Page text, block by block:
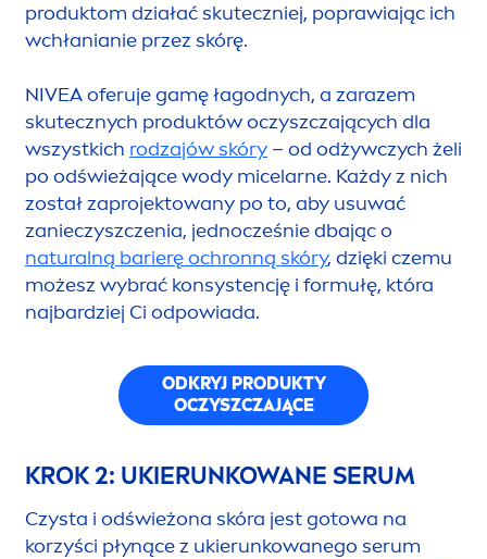
produktom działać skuteczniej, poprawiając ich
wchłanianie przez skórę.
NIVEAoferuje gamę łagodnych, a zarazem
skutecznych produktów oczyszczających dla
wszystkich rodzajów skóry – od odżywczych żeli
po odświeżające wody micelarne. Każdy z nich
został zaprojektowany po to, aby usuwać
zanieczyszczenia, jednocześnie dbając o
naturalną barierę ochronną skóry, dzięki czemu
możesz wybrać konsystencję i formułę, która
najbardziej Ci odpowiada.
ODKRYJ PRODUKTY
OCZYSZCZAJĄCE
KROK 2: UKIERUNKOWANE SERUM
Czysta i odświeżona skóra jest gotowa na
korzyści płynące z ukierunkowanego serum